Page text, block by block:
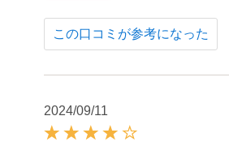
この口コミが参考になった
2024/09/11